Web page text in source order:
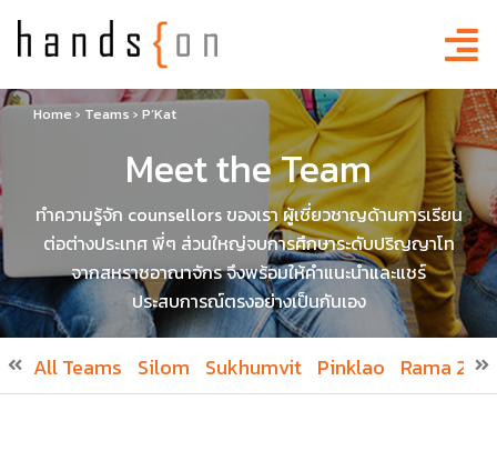
Home › Teams › P’Kat
Meet the Team
ทำความรู้จัก counsellors ของเรา ผู้เชี่ยวชาญด้านการเรียน
ต่อต่างประเทศ พี่ๆ ส่วนใหญ่จบการศึกษาระดับปริญญาโท
จากสหราชอาณาจักร จึงพร้อมให้คำแนะนำและแชร์
ประสบการณ์ตรงอย่างเป็นกันเอง
All Teams Silom Sukhumvit Pinklao Rama 2